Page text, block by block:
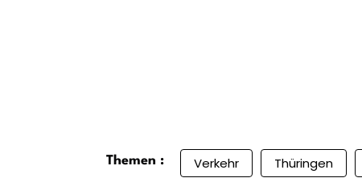
Themen : Verkehr Thüringen